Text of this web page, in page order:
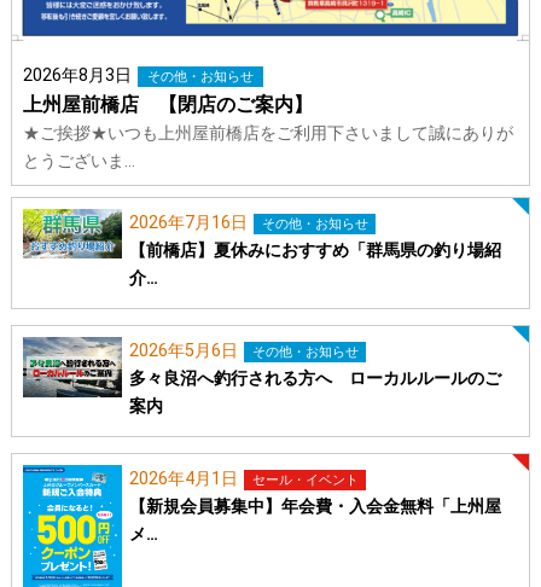
2026年8月3日 その他・お知らせ
上州屋前橋店 【閉店のご案内】
★ご挨拶★いつも上州屋前橋店をご利用下さいまして誠にありが
とうございま…
2026年7月16日 その他・お知らせ
【前橋店】夏休みにおすすめ「群馬県の釣り場紹
介…
2026年5月6日 その他・お知らせ
多々良沼へ釣行される方へ ローカルルールのご
案内
2026年4月1日 セール・イベント
【新規会員募集中】年会費・入会金無料「上州屋
メ…